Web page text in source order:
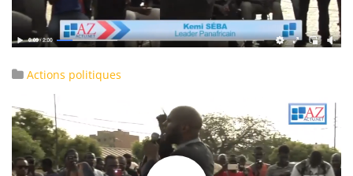
Actions politiques